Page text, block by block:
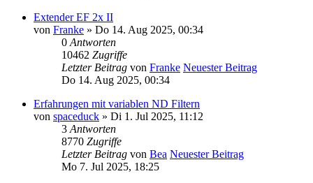
Extender EF 2x II
von Franke » Do 14. Aug 2025, 00:34
0 Antworten
10462 Zugriffe
Letzter Beitrag von Franke Neuester Beitrag
Do 14. Aug 2025, 00:34
Erfahrungen mit variablen ND Filtern
von spaceduck » Di 1. Jul 2025, 11:12
3 Antworten
8770 Zugriffe
Letzter Beitrag von Bea Neuester Beitrag
Mo 7. Jul 2025, 18:25